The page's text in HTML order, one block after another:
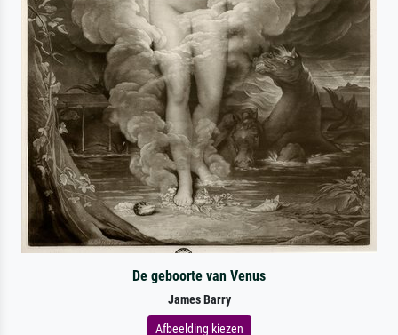
De geboorte van Venus
James Barry
Afbeelding kiezen